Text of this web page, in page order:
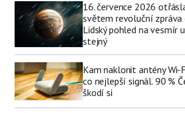
16. července 2026
světem revoluční zpráva
Lidský pohled na vesmír
stejný
Kam naklonit antény Wi-
co nejlepší signál. 90 %
škodí si